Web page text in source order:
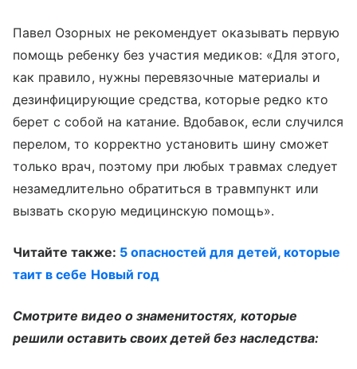
Павел Озорных не рекомендует оказывать первую
помощь ребенку без участия медиков: «Для этого,
как правило, нужны перевязочные материалы и
дезинфицирующие средства, которые редко кто
берет с собой на катание. Вдобавок, если случился
перелом, то корректно установить шину сможет
только врач, поэтому при любых травмах следует
незамедлительно обратиться в травмпункт или
вызвать скорую медицинскую помощь».
Читайте также: 5 опасностей для детей, которые
таит в себе Новый год
Смотрите видео о знаменитостях, которые
решили оставить своих детей без наследства: